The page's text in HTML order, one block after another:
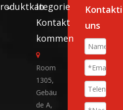
In
Kontakt
kommen

Room
1305,
Gebäu
de A,
uns